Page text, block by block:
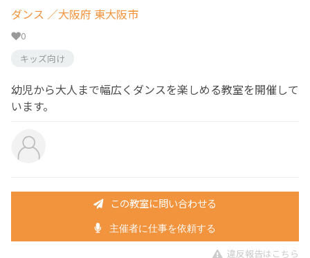
ダンス ／大阪府 東大阪市
0
キッズ向け
幼児から大人まで幅広くダンスを楽しめる教室を開催して
います。
この教室に問い合わせる
主催者に仕事を依頼する
違反報告はこちら